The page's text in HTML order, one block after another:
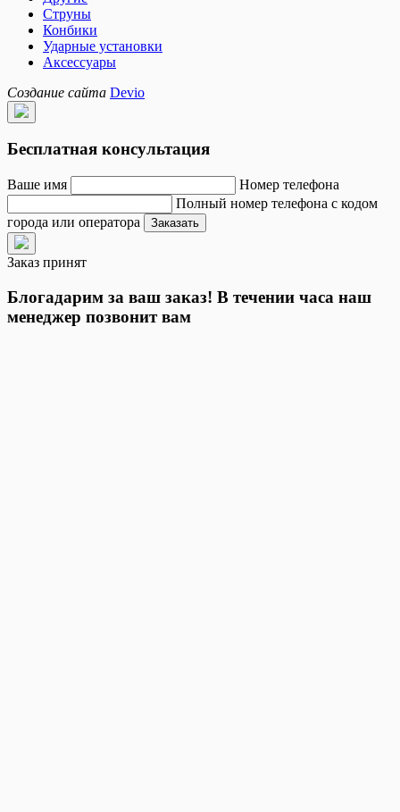
Струны
Конбики
Ударные установки
Аксессуары
Создание сайта Devio
Бесплатная консультация
Ваше имя
Номер телефона
Полный номер телефона с кодом
города или оператора
Заказать
Заказ принят
Блогадарим за ваш заказ! В течении часа наш
менеджер позвонит вам